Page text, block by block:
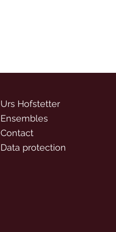
Urs Hofstetter
Ensembles
Contact
Data protection